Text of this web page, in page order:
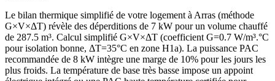
Le bilan thermique simplifié de votre logement à Arras (méthode
G×V×ΔT) révèle des déperditions de 7 kW pour un volume chauffé
de 287.5 m³. Calcul simplifié G×V×ΔT (coefficient G=0.7 W/m³.°C
pour isolation bonne, ΔT=35°C en zone H1a). La puissance PAC
recommandée de 8 kW intègre une marge de 10% pour les jours les
plus froids. La température de base très basse impose un appoint